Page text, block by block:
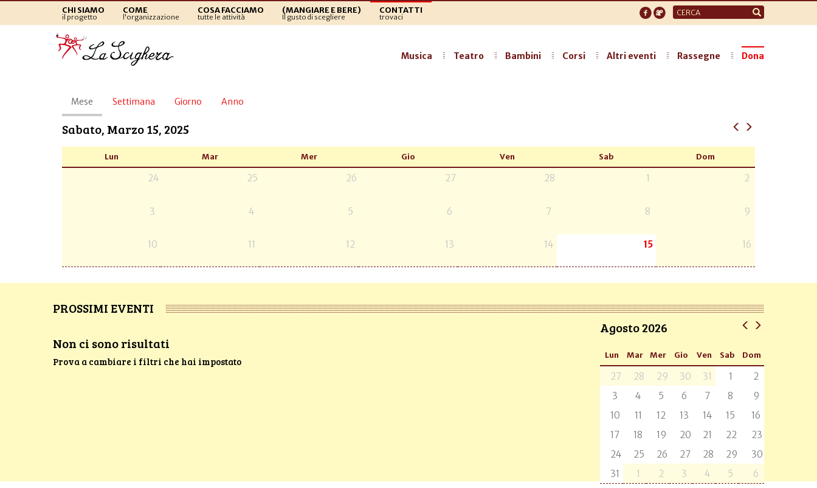
CHI SIAMO
il progetto
COME
l'organizzazione
COSA FACCIAMO
tutte le attività
(MANGIARE E BERE)
Il gusto di scegliere
CONTATTI
trovaci
Form
di
Musica Teatro Bambini Corsi Altri eventi Rassegne Dona
Schede
primarie
Mese (scheda
attiva)
Settimana Giorno Anno
Sabato, Marzo 15, 2025
Lun Mar Mer Gio Ven Sab Dom
24 25 26 27 28 1 2
3 4 5 6 7 8 9
10 11 12 13 14 15 16
PROSSIMI EVENTI
Non ci sono risultati
Prova a cambiare i filtri che hai impostato
Agosto 2026
Lun Mar Mer Gio Ven Sab Dom
27 28 29 30 31 1
2
3
4 5 6 7 8
9
10
11 12 13 14 15
16
17
18 19 20 21 22
23
24
25 26 27 28 29
30
31
1 2 3 4 5 6